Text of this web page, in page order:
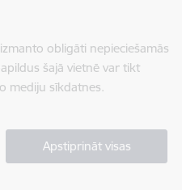
obligāti nepieciešamās
šajā vietnē var tikt
mediju sīkdatnes.
Apstiprināt visas